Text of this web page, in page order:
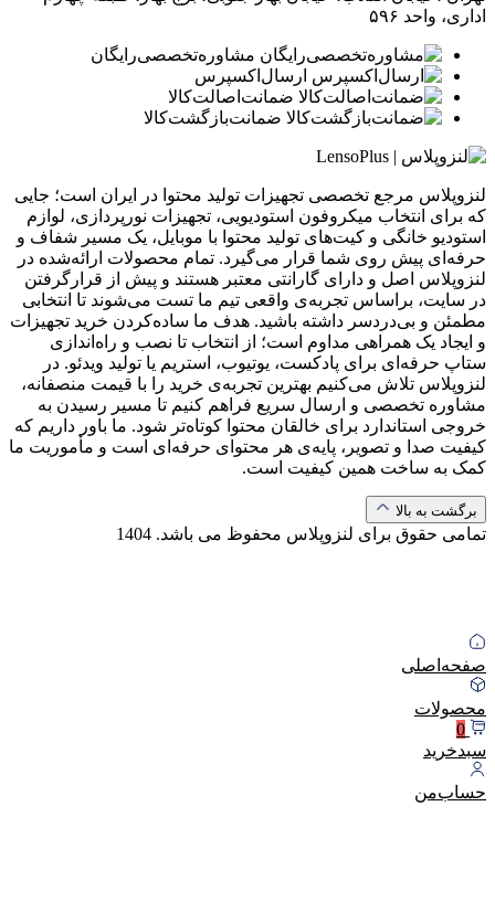
اداری، واحد ۵۹۶
مشاوره‌تخصصی‌رایگان
ارسال‌اکسپرس
ضمانت‌اصالت‌کالا
ضمانت‌بازگشت‌کالا
لنزوپلاس مرجع تخصصی تجهیزات تولید محتوا در ایران است؛ جایی
که برای انتخاب میکروفون استودیویی، تجهیزات نورپردازی، لوازم
استودیو خانگی و کیت‌های تولید محتوا با موبایل، یک مسیر شفاف و
حرفه‌ای پیش روی شما قرار می‌گیرد. تمام محصولات ارائه‌شده در
لنزوپلاس اصل و دارای گارانتی معتبر هستند و پیش از قرارگرفتن
در سایت، براساس تجربه‌ی واقعی تیم ما تست می‌شوند تا انتخابی
مطمئن و بی‌دردسر داشته باشید. هدف ما ساده‌کردن خرید تجهیزات
و ایجاد یک همراهی مداوم است؛ از انتخاب تا نصب و راه‌اندازی
ستاپ حرفه‌ای برای پادکست، یوتیوب، استریم یا تولید ویدئو. در
لنزوپلاس تلاش می‌کنیم بهترین تجربه‌ی خرید را با قیمت منصفانه،
مشاوره تخصصی و ارسال سریع فراهم کنیم تا مسیر رسیدن به
خروجی استاندارد برای خالقان محتوا کوتاه‌تر شود. ما باور داریم که
کیفیت صدا و تصویر، پایه‌ی هر محتوای حرفه‌ای است و مأموریت ما
کمک به ساخت همین کیفیت است.
برگشت به بالا
تمامی حقوق برای لنزوپلاس محفوظ می باشد. 1404
صفحه‌اصلی
محصولات
0
سبد‌خرید
حساب‌من